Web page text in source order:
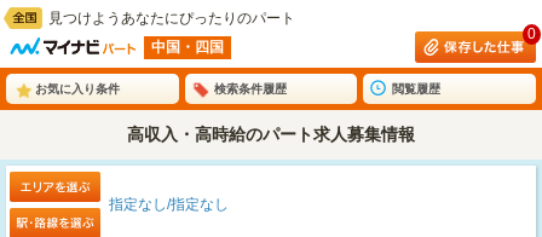
見つけようあなたにぴったりのパート
中国・四国
0
お気に入り条件 検索条件履歴 閲覧履歴
高収入・高時給のパート求人募集情報
指定なし/指定なし